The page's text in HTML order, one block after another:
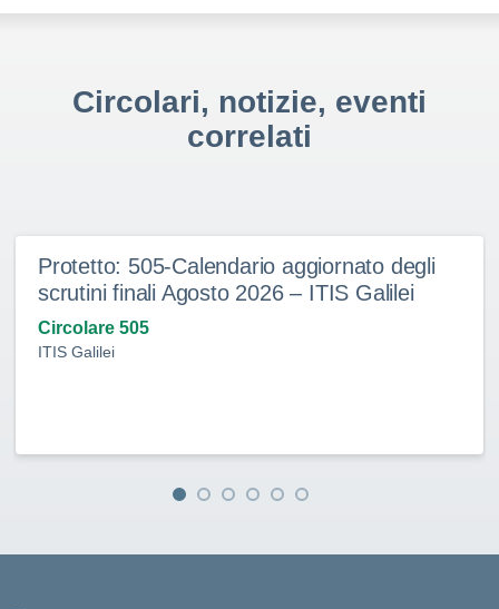
Circolari, notizie, eventi
correlati
Protetto: 505-Calendario aggiornato degli
scrutini finali Agosto 2026 – ITIS Galilei
Circolare 505
ITIS Galilei